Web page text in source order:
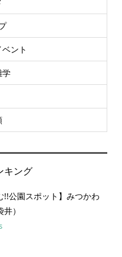
ント
学
キング
!!公園スポット】みつかわ
）